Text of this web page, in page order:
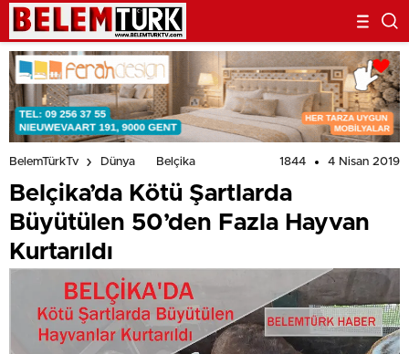
BelemTürkTv Dünya Belçika 1844 4 Nisan 2019
Belçika’da Kötü Şartlarda
Büyütülen 50’den Fazla Hayvan
Kurtarıldı